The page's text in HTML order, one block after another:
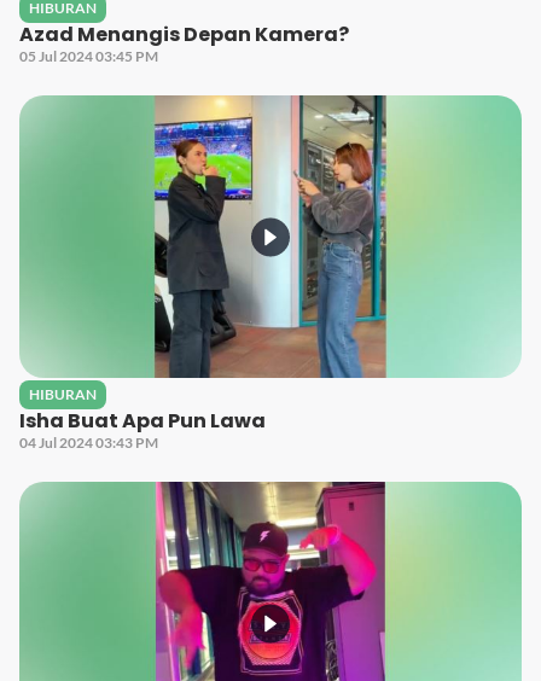
HIBURAN
Azad Menangis Depan Kamera?
05 Jul 2024 03:45 PM
HIBURAN
Isha Buat Apa Pun Lawa
04 Jul 2024 03:43 PM